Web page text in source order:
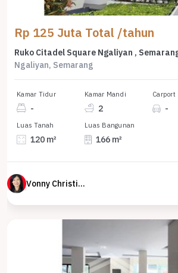
Rp 125 Juta Total /tahun
Ruko Citadel Square Ngaliyan ,
Ngaliyan, Semarang
Kamar Tidur
-
Kamar Mandi
2
Carport
-
Luas Tanah
120 m²
Luas Bangunan
166 m²
Vonny Christina